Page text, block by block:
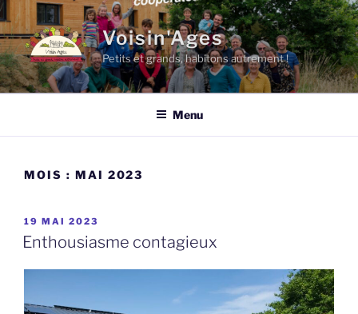
Aller
au
contenu
principal
Voisin'Ages
Petits et grands, habitons autrement !
Menu
MOIS : MAI 2023
PUBLIÉ
LE
19 MAI 2023
Enthousiasme contagieux